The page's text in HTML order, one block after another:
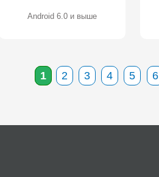
Android 6.0 и выше
1 2 3 4 5 6